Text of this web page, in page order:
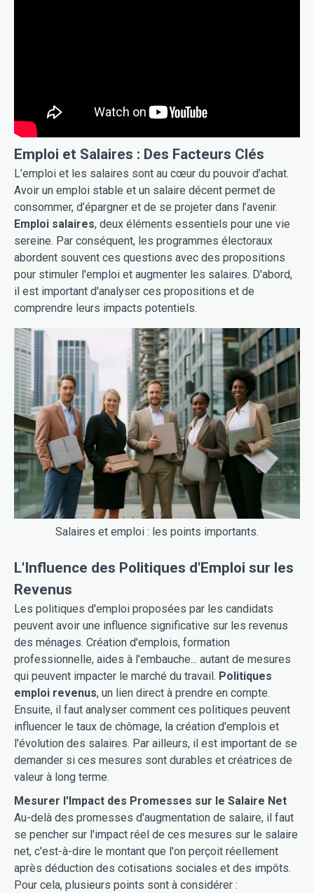
Emploi et Salaires : Des Facteurs Clés
L’emploi et les salaires sont au cœur du pouvoir d’achat.
Avoir un emploi stable et un salaire décent permet de
consommer, d’épargner et de se projeter dans l’avenir.
Emploi salaires, deux éléments essentiels pour une vie
sereine. Par conséquent, les programmes électoraux
abordent souvent ces questions avec des propositions
pour stimuler l'emploi et augmenter les salaires. D'abord,
il est important d'analyser ces propositions et de
comprendre leurs impacts potentiels.
Salaires et emploi : les points importants.
L'Influence des Politiques d'Emploi sur les
Revenus
Les politiques d'emploi proposées par les candidats
peuvent avoir une influence significative sur les revenus
des ménages. Création d'emplois, formation
professionnelle, aides à l'embauche... autant de mesures
qui peuvent impacter le marché du travail. Politiques
emploi revenus, un lien direct à prendre en compte.
Ensuite, il faut analyser comment ces politiques peuvent
influencer le taux de chômage, la création d'emplois et
l'évolution des salaires. Par ailleurs, il est important de se
demander si ces mesures sont durables et créatrices de
valeur à long terme.
Mesurer l'Impact des Promesses sur le Salaire Net
Au-delà des promesses d'augmentation de salaire, il faut
se pencher sur l'impact réel de ces mesures sur le salaire
net, c'est-à-dire le montant que l'on perçoit réellement
après déduction des cotisations sociales et des impôts.
Pour cela, plusieurs points sont à considérer :